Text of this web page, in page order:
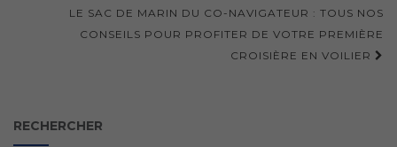
LE SAC DE MARIN DU CO-NAVIGATEUR : TOUS NOS
CONSEILS POUR PROFITER DE VOTRE PREMIÈRE
CROISIÈRE EN VOILIER
RECHERCHER